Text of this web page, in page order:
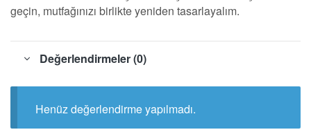
geçin, mutfağınızı birlikte yeniden tasarlayalım.
Değerlendirmeler (0)
Henüz değerlendirme yapılmadı.